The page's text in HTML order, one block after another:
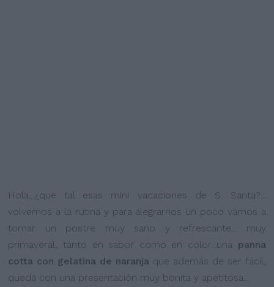
Hola...¿que tal esas mini vacaciones de S. Santa?...
volvemos a la rutina y para alegrarnos un poco vamos a
tomar un postre muy sano y refrescante... muy
primaveral, tanto en sabor como en color...una panna
cotta con gelatina de naranja que además de ser fácil,
queda con una presentación muy bonita y apetitosa...